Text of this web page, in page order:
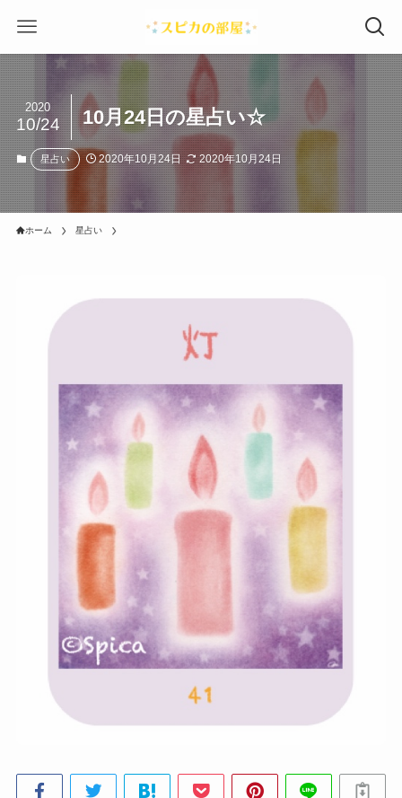
10月24日の星占い☆
2020
10/24
星占い 2020年10月24日 2020年10月24日
ホーム 星占い